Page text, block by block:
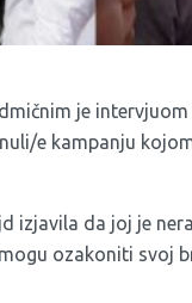
je
e kampanju
izjavila da joj je
ozakoniti svoj